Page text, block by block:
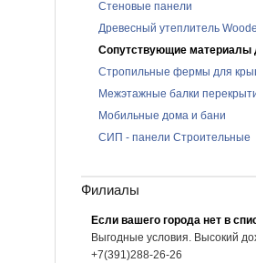
Стеновые панели
Древесный утеплитель
Сопутствующие материалы
Стропильные фермы для
Межэтажные балки
Мобильные дома и бани
СИП - панели Строительные
Филиалы
Если вашего города нет в
Выгодные условия. Высокий
+7(391)288-26-26